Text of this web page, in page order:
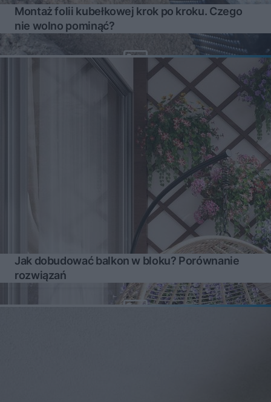
Montaż folii kubełkowej krok po kroku. Czego
nie wolno pominąć?
Jak dobudować balkon w bloku? Porównanie
rozwiązań